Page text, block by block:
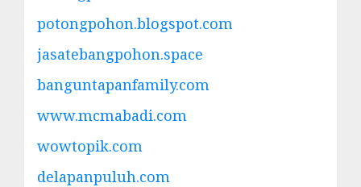
potongpohon.blogspot.com
jasatebangpohon.space
banguntapanfamily.com
www.mcmabadi.com
wowtopik.com
delapanpuluh.com